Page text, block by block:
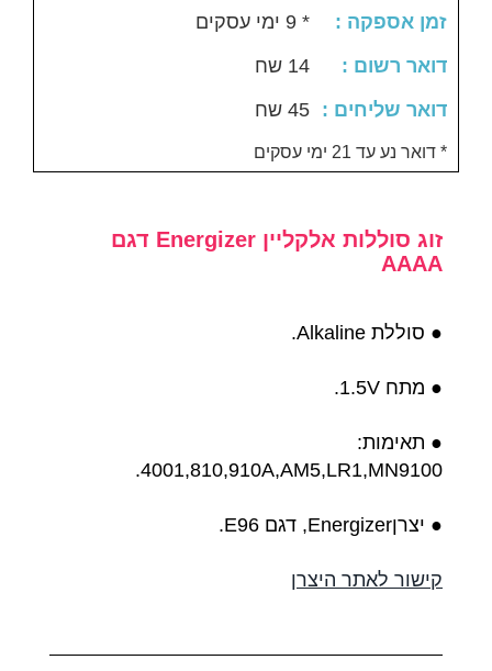
: זמן אספקה
* 9 ימי עסקים
: דואר רשום
14 שח
: דואר שליחים
45 שח
דואר נע עד 21 ימי עסקים *
זוג סוללות אלקליין Energizer דגם
AAAA
● סוללת Alkaline.
● מתח 1.5V.
● תאימות:
4001,810,910A,AM5,LR1,MN9100.
● יצרןEnergizer, דגם E96.
קישור לאתר היצרן